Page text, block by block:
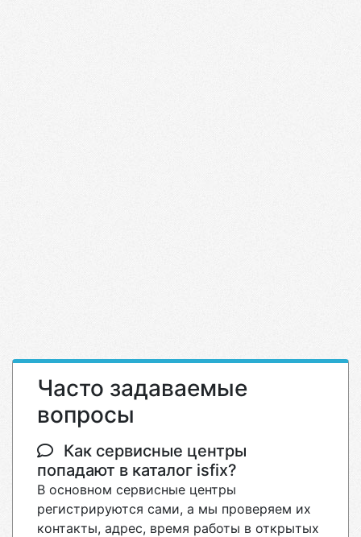
Часто задаваемые
вопросы
Как сервисные центры
попадают в каталог isfix?
В основном сервисные центры
регистрируются сами, а мы проверяем их
контакты, адрес, время работы в открытых